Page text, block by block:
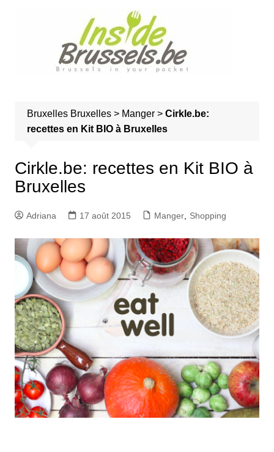
Bruxelles Bruxelles> Manger> Cirkle.be:
recettes en Kit BIO à Bruxelles
Cirkle.be: recettes en Kit BIO à
Bruxelles
Adriana 17 août 2015 Manger, Shopping